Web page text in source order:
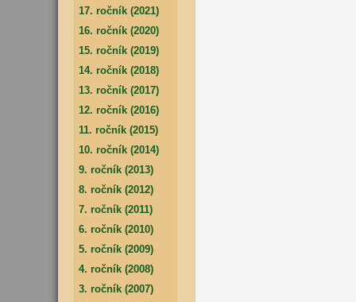
17. ročník (2021)
16. ročník (2020)
15. ročník (2019)
14. ročník (2018)
13. ročník (2017)
12. ročník (2016)
11. ročník (2015)
10. ročník (2014)
9. ročník (2013)
8. ročník (2012)
7. ročník (2011)
6. ročník (2010)
5. ročník (2009)
4. ročník (2008)
3. ročník (2007)